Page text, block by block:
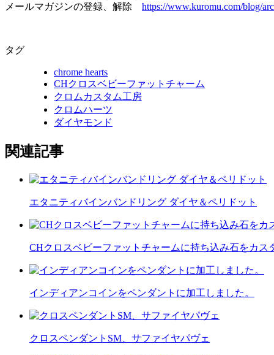
メールマガジンの登録、解除 https://www.kuromu.com/blog/
タグ
chrome hearts
CHクロスベビーファットチャーム
クロムカスタム工房
クロムハーツ
ダイヤモンド
関連記事
エタニティバインバンドリング ダイヤ＆ペリドット
CHクロスベビーファットチャームに持ち込み石をカス
インディアンコインをペンダントに加工しました。
クロスペンダントSM、サファイヤパヴェ